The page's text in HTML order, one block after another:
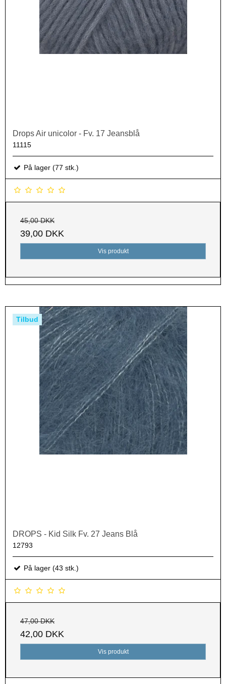
Drops Air unicolor - Fv. 17 Jeansblå
11115
På lager (77 stk.)
45,00 DKK
39,00 DKK
Vis produkt
Tilbud
DROPS - Kid Silk Fv. 27 Jeans Blå
12793
På lager (43 stk.)
47,00 DKK
42,00 DKK
Vis produkt